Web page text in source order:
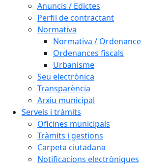
Anuncis / Edictes
Perfil de contractant
Normativa
Normativa /
Ordenances fiscals
Urbanisme
Seu electrònica
Transparència
Arxiu municipal
Serveis i tràmits
Oficines municipals
Tràmits i gestions
Carpeta ciutadana
Notificacions electròniques